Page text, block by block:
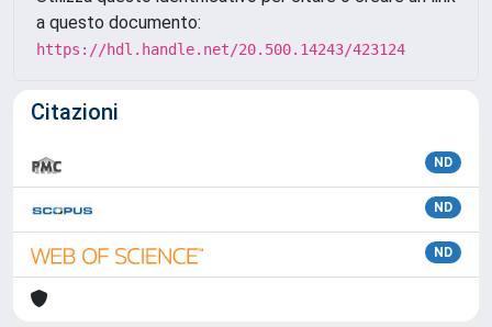
a questo documento:
https://hdl.handle.net/20.500.14243/423124
Citazioni
ND
ND
ND